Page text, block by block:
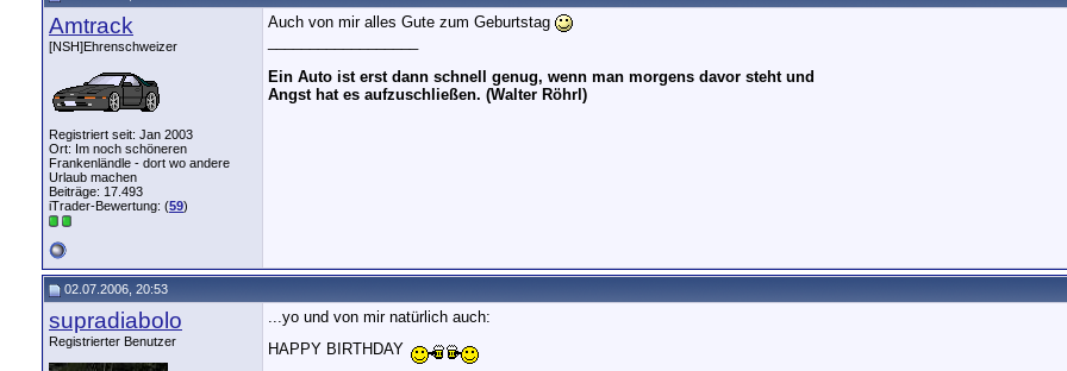
Amtrack
[NSH]Ehrenschweizer
Registriert seit: Jan 2003
Ort: Im noch schöneren
Frankenländle - dort wo andere
Urlaub machen
Beiträge: 17.493
iTrader-Bewertung: (59)
Auch von mir alles Gute zum Geburtstag
Ein Auto ist erst dann schnell genug, wenn man morgens davor steht und
Angst hat es aufzuschließen. (Walter Röhrl)
02.07.2006, 20:53
supradiabolo
Registrierter Benutzer
...yo und von mir natürlich auch:
HAPPY BIRTHDAY